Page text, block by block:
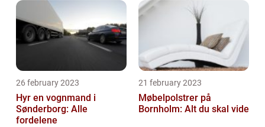
26 february 2023
Hyr en vognmand i
Sønderborg: Alle
fordelene
21 february 2023
Møbelpolstrer på
Bornholm: Alt du skal vide